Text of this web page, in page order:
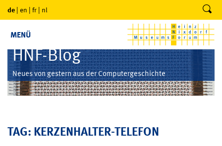
de | en | fr | nl
MENÜ
HNF-Blog
Neues von gestern aus der Computergeschichte
TAG: KERZENHALTER-TELEFON